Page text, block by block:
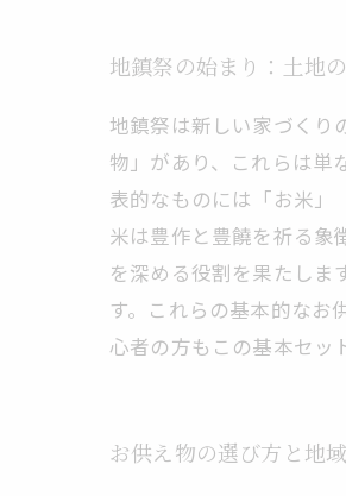
地鎮祭の始まり：土地
地鎮祭は新しい家づくり
物」があり、これらは単
表的なものには「お米」
米は豊作と豊饒を祈る象
を深める役割を果たしま
す。これらの基本的なお
心者の方もこの基本セッ
お供え物の選び方と地